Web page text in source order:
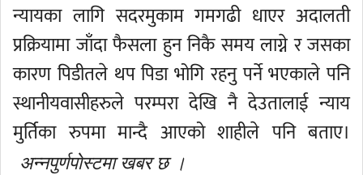
न्यायका लागि सदरमुकाम गमगढी धाएर अदालती
प्रक्रियामा जाँदा फैसला हुन निकै समय लाग्ने र जसका
कारण पिडीतले थप पिडा भोगि रहनु पर्ने भएकाले पनि
स्थानीयवासीहरुले परम्परा देखि नै देउतालाई न्याय
मुर्तिका रुपमा मान्दै आएको शाहीले पनि बताए।
अन्नपुर्णपाेस्टमा खबर छ ।